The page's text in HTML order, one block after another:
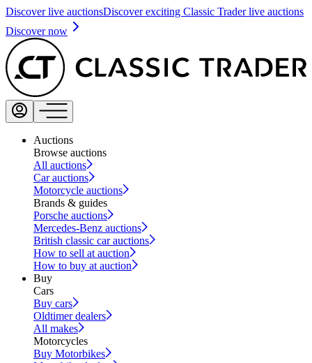
Discover live auctionsDiscover exciting Classic Trader live auctions
Discover now
Auctions
Browse auctions
All auctions
Car auctions
Motorcycle auctions
Brands & guides
Porsche auctions
Mercedes-Benz auctions
British classic car auctions
How to sell at auction
How to buy at auction
Buy
Cars
Buy cars
Oldtimer dealers
All makes
Motorcycles
Buy Motorbikes